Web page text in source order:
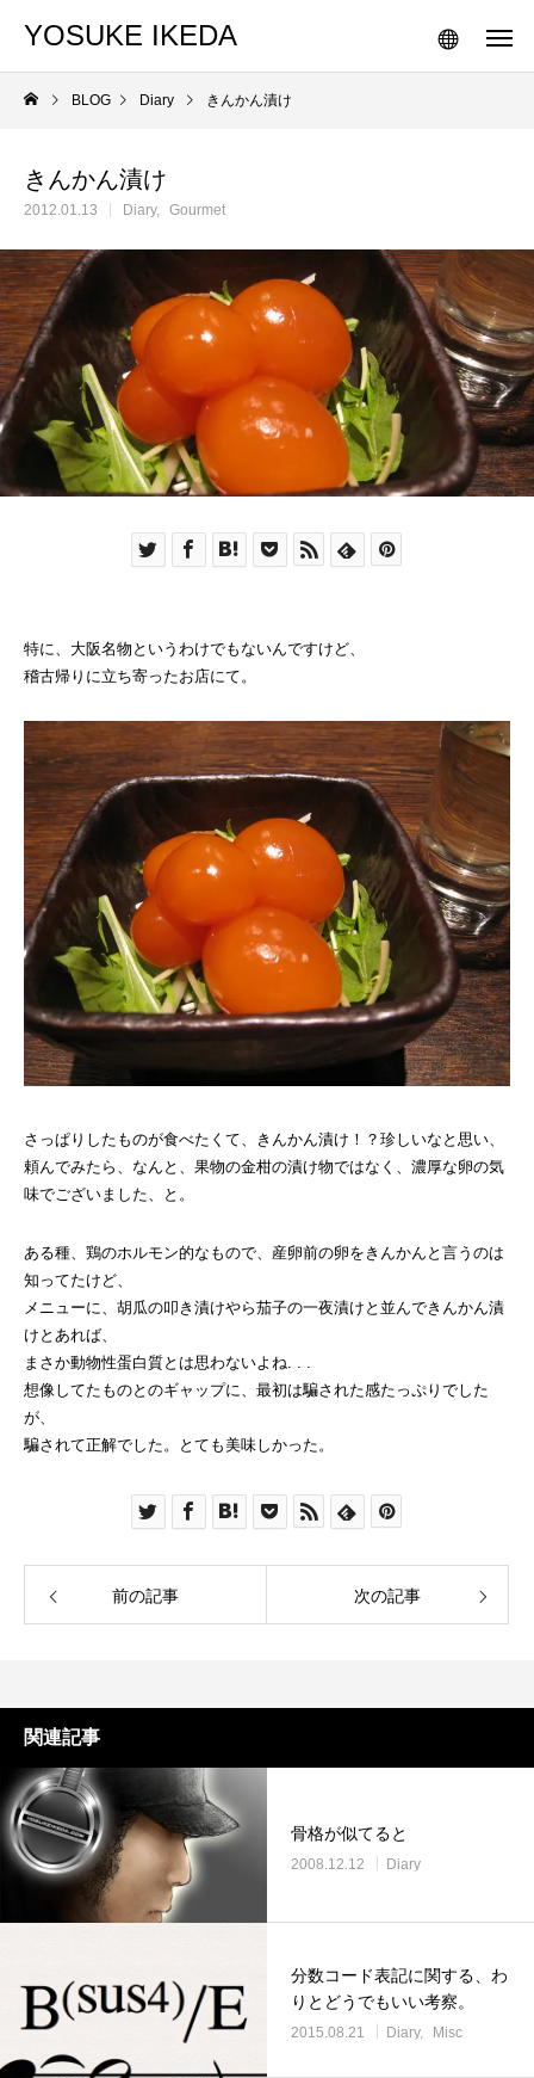
YOSUKE IKEDA
BLOG Diary きんかん漬け
きんかん漬け
2012.01.13 Diary Gourmet
特に、大阪名物というわけでもないんですけど、
稽古帰りに立ち寄ったお店にて。
さっぱりしたものが食べたくて、きんかん漬け！？珍しいなと思い、
頼んでみたら、なんと、果物の金柑の漬け物ではなく、濃厚な卵の気
味でございました、と。
ある種、鶏のホルモン的なもので、産卵前の卵をきんかんと言うのは
知ってたけど、
メニューに、胡瓜の叩き漬けやら茄子の一夜漬けと並んできんかん漬
けとあれば、
まさか動物性蛋白質とは思わないよね. . .
想像してたものとのギャップに、最初は騙された感たっぷりでした
が、
騙されて正解でした。とても美味しかった。
前の記事 次の記事
関連記事
骨格が似てると
2008.12.12 Diary
分数コード表記に関する、わ
りとどうでもいい考察。
2015.08.21 Diary Misc